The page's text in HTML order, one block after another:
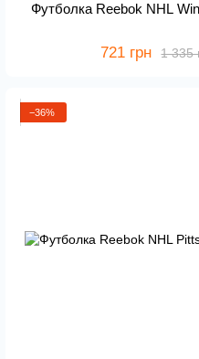
Футболка Reebok NHL
1 335
721 грн
−36%